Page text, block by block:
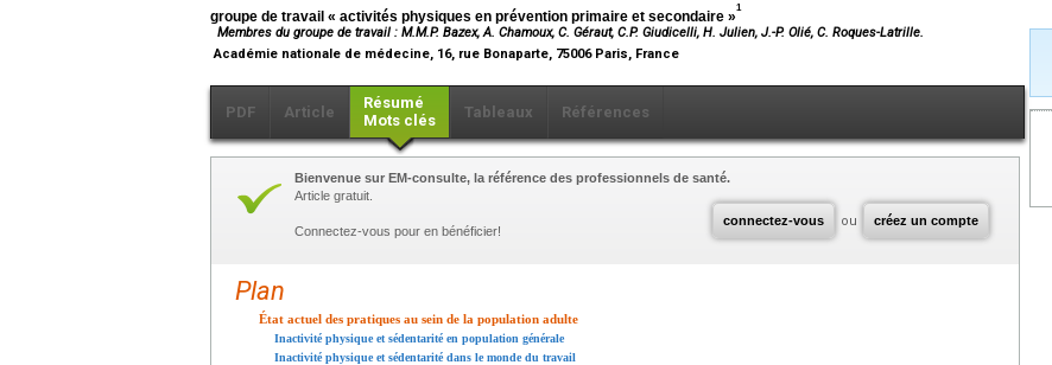
groupe de travail « activités physiques en prévention primaire et secondaire »
1
Membres du groupe de travail : M.M.P. Bazex, A. Chamoux, C. Géraut, C.P. Giudicelli, H. Julien, J.-P. Olié, C. Roques-Latrille.
Académie nationale de médecine, 16, rue Bonaparte, 75006 Paris, France
PDF Article
Résumé
Mots clés
Tableaux Références
connectez-vous ou créez un compte
Bienvenue sur EM-consulte, la référence des professionnels de santé.
Article gratuit.
Connectez-vous pour en bénéficier!
Plan
État actuel des pratiques au sein de la population adulte
Inactivité physique et sédentarité en population générale
Inactivité physique et sédentarité dans le monde du travail